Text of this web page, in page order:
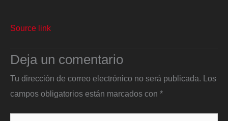
Source link
Deja un comentario
Tu dirección de correo electrónico no será publicada. Los
campos obligatorios están marcados con *